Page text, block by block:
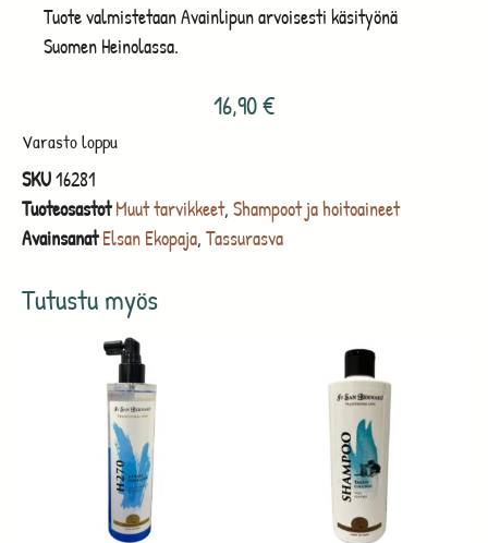
Tutustu myös
Tuote valmistetaan Avainlipun arvoisesti käsityönä
Suomen Heinolassa.
16,90€
Varasto loppu
SKU16281
Tuoteosastot Muut tarvikkeet, Shampoot ja hoitoaineet
AvainsanatElsan Ekopaja, Tassurasva